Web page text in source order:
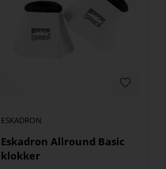
ESKADRON
Eskadron Allround Basic
klokker